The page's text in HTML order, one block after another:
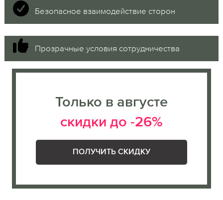
Безопасное взаимодействие сторон
Прозрачные условия сотрудничества
Только в августе
скидки до -26%
ПОЛУЧИТЬ СКИДКУ